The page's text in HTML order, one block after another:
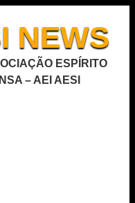
NEWS
ESPÍRITO
– AEI AESI